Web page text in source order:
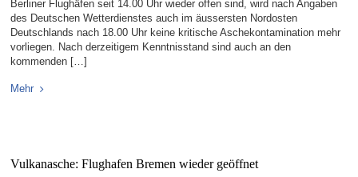
Berliner Flughäfen seit 14.00 Uhr wieder offen sind, wird nach Angaben
des Deutschen Wetterdienstes auch im äussersten Nordosten
Deutschlands nach 18.00 Uhr keine kritische Aschekontamination mehr
vorliegen. Nach derzeitigem Kenntnisstand sind auch an den
kommenden […]
Mehr
Vulkanasche: Flughafen Bremen wieder geöffnet